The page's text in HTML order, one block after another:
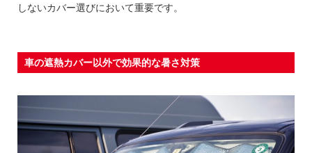
しないカバー選びにおいて重要です。
車の遮熱カバー以外で効果的な暑さ対策